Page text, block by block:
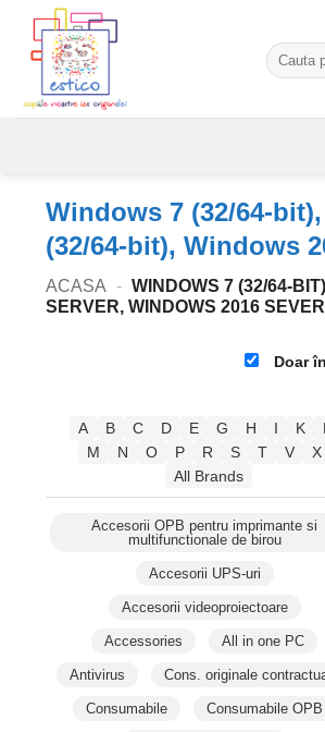
content
Caută
după:
Windows 7 (32/64-
(32/64-bit), Windows
ACASA - WINDOWS 7 (32/64-
SERVER, WINDOWS 2016
Doar
A B C D E G H I K
L
M
N O P R S T V
X
All Brands
Accesorii OPB pentru imprimante si
multifunctionale de birou
Accesorii UPS-uri
Accesorii videoproiectoare
Accessories All in one PC
Antivirus Cons. originale
Consumabile Consumabile OPB